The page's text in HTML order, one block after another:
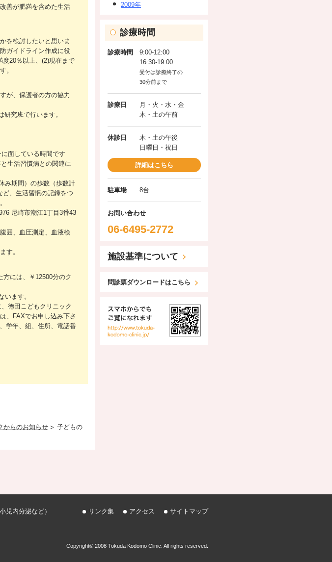
善が肥満を含めた生活
を検討したいと思いま
ガイドライン作成に役
20％以上、(2)現在まで
。
が、保護者の方の協力
究班で行います。
面している時間です
生活習慣病との関連に
み期間）の歩数（歩数計
ど、生活習慣の記録をつ
尼崎市潮江1丁目3番43
囲、血圧測定、血液検
す。
方には、￥12500分のク
います。
徳田こどもクリニック
、FAXでお申し込み下さ
学年、組、住所、電話番
からのお知らせ
子どもの
2009年
診療時間
診療時間
9:00-12:00
16:30-19:00
受付は診療終了の
30分前まで
診療日
月・火・水・金
木・土の午前
休診日
木・土の午後
日曜日・祝日
詳細はこちら
駐車場 8台
お問い合わせ
06-6495-2772
施設基準について
問診票ダウンロードはこちら
リンク集 アクセス サイトマップ
児内分泌など）
Copyright© 2008 Tokuda Kodomo Clinic. All rights reserved.